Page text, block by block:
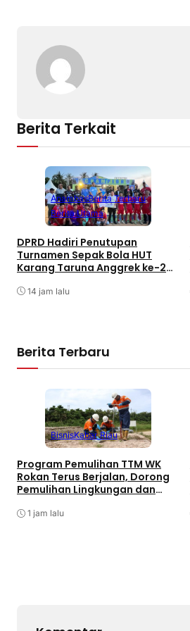
Berita Terkait
AnambasBerita Terbaru
Berita Utama
DPRD Hadiri Penutupan
Turnamen Sepak Bola HUT
Karang Taruna Anggrek ke-24
14 jam lalu
Berita Terbaru
BisnisKabar Riau
Program Pemulihan TTM WK
Rokan Terus Berjalan, Dorong
Pemulihan Lingkungan dan
1 jam lalu